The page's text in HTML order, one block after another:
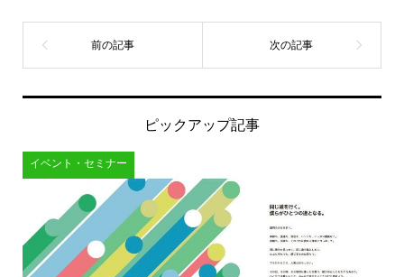
ピックアップ記事
イベント・セミナー